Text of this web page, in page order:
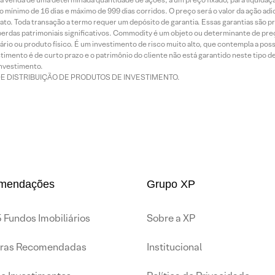
de 16 dias e máximo de 999 dias corridos. O preço será o valor da ação
Toda transação a termo requer um depósito de garantia. Essas garantias são
patrimoniais significativos. Commodity é um objeto ou determinante de
ou produto físico. É um investimento de risco muito alto, que contempla a
é de curto prazo e o patrimônio do cliente não está garantido neste tipo
DISTRIBUIÇÃO DE PRODUTOS DE INVESTIMENTO.
Fundos Imobiliários
Recomendadas
Grupo XP
Sobre a XP
Institucional